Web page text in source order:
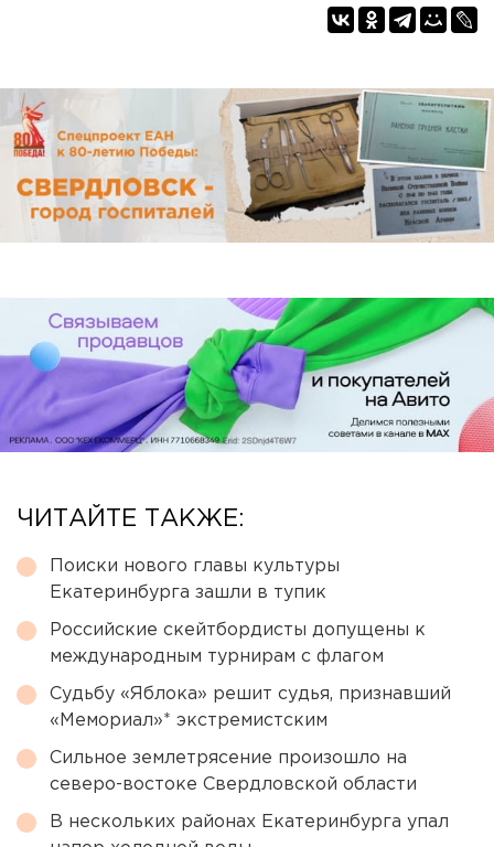
ЧИТАЙТЕ ТАКЖЕ:
Поиски нового главы культуры
Екатеринбурга зашли в тупик
Российские скейтбордисты допущены к
международным турнирам с флагом
Судьбу «Яблока» решит судья, признавший
«Мемориал»* экстремистским
Сильное землетрясение произошло на
северо-востоке Свердловской области
В нескольких районах Екатеринбурга упал